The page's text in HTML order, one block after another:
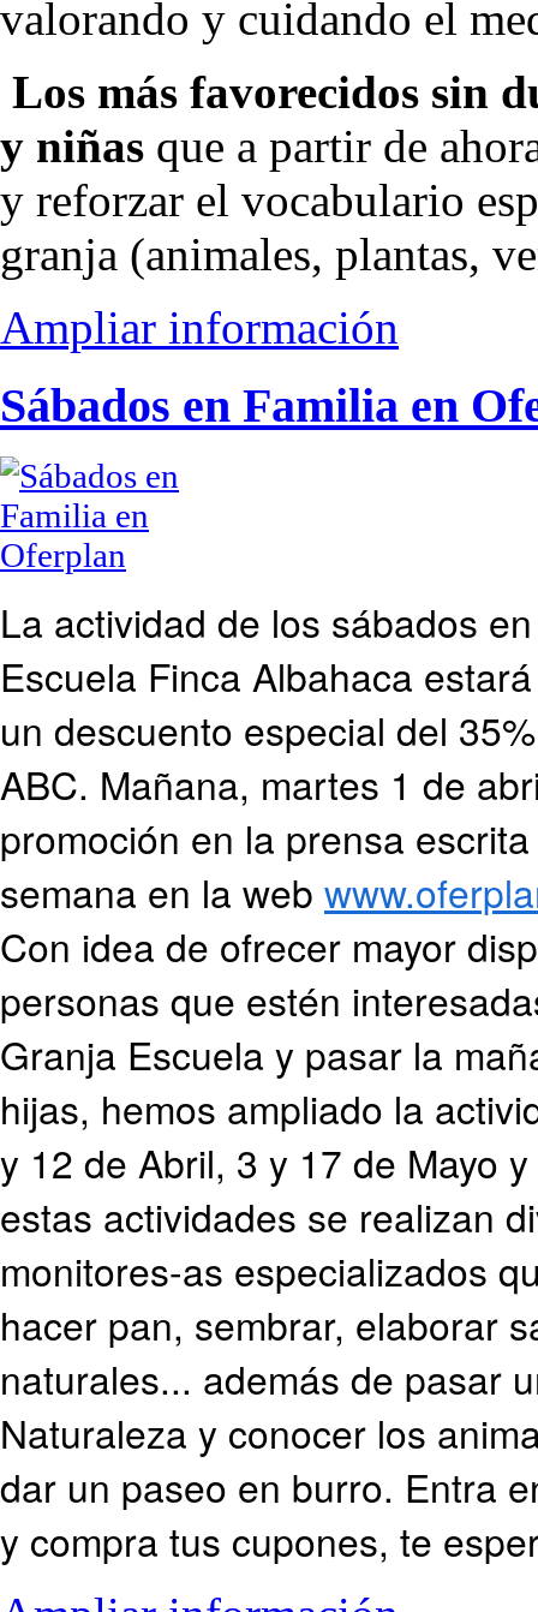
valorando y cuidando el
Los más favorecidos sin
y niñas que a partir de
y reforzar el vocabulario
granja (animales, plantas,
Ampliar información
Sábados en Familia en
La actividad de los sábados
Escuela Finca Albahaca
un descuento especial del
ABC. Mañana, martes 1 de
promoción en la prensa
semana en la web
Con idea de ofrecer mayor
personas que estén
Granja Escuela y pasar la
hijas, hemos ampliado la
y 12 de Abril, 3 y 17 de Mayo
estas actividades se realizan
monitores-as especializados
hacer pan, sembrar, elaborar
naturales... además de pasar
Naturaleza y conocer los
dar un paseo en burro. Entra
y compra tus cupones, te